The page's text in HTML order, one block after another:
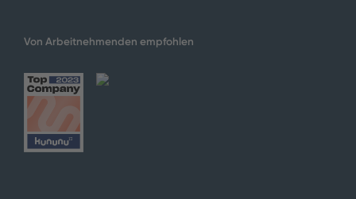
Von Arbeitnehmenden empfohlen